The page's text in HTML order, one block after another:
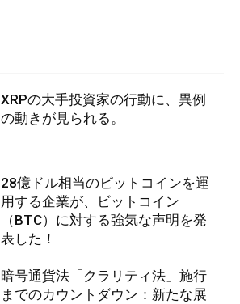
XRPの大手投資家の行動に、異例
の動きが見られる。
28億ドル相当のビットコインを運
用する企業が、ビットコイン
（BTC）に対する強気な声明を発
表した！
暗号通貨法「クラリティ法」施行
までのカウントダウン：新たな展